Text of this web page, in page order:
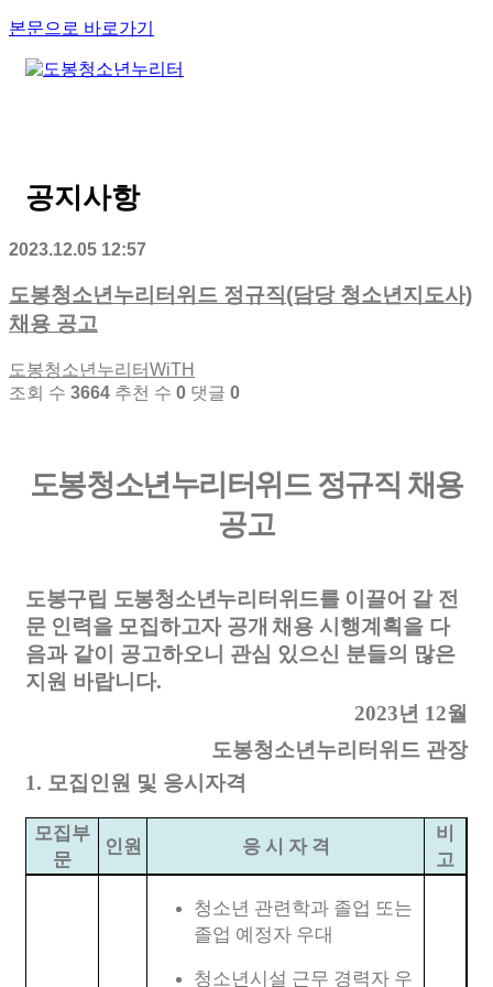
본문으로 바로가기
공지사항
2023.12.05 12:57
도봉청소년누리터위드 정규직(담당 청소년지도사)
채용 공고
도봉청소년누리터WiTH
조회 수 3664 추천 수 0 댓글 0
도봉청소년누리터위드 정규직 채용
공고
도봉구립 도봉청소년누리터위드를 이끌어 갈 전
문 인력을 모집하고자 공개 채용 시행계획을 다
음과 같이 공고하오니 관심 있으신 분들의 많은
지원 바랍니다.
2023년 12월
도봉청소년누리터위드 관장
1. 모집인원 및 응시자격
모집부
문
인원 응 시 자 격
비
고
청소년 관련학과 졸업 또는
졸업 예정자 우대
청소년시설 근무 경력자 우